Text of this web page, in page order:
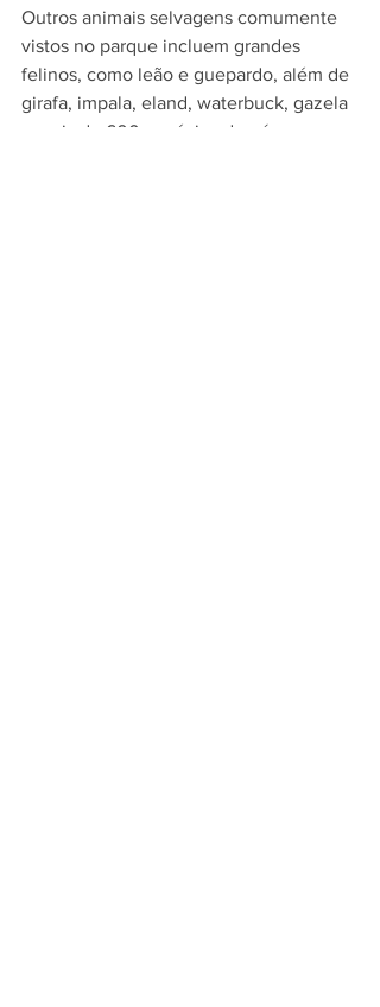
Outros animais selvagens comumente
vistos no parque incluem grandes
felinos, como leão e guepardo, além de
girafa, impala, eland, waterbuck, gazela
e mais de 600 espécies de pássaros.